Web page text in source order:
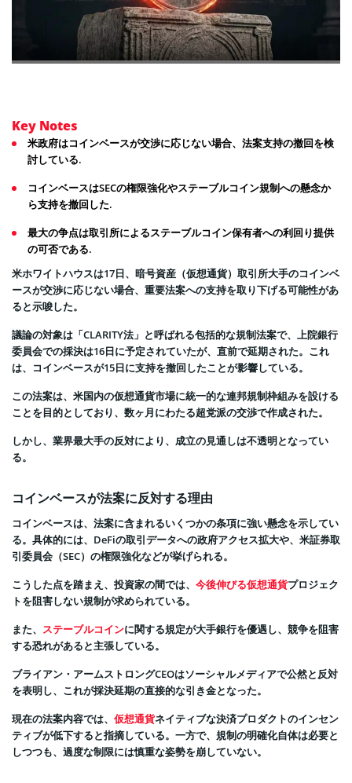
Key Notes
米政府はコインベースが交渉に応じない場合、法案支持の撤回を検
討している.
コインベースはSECの権限強化やステーブルコイン規制への懸念か
ら支持を撤回した.
最大の争点は取引所によるステーブルコイン保有者への利回り提供
の可否である.
米ホワイトハウスは17日、暗号資産（仮想通貨）取引所大手のコインベ
ースが交渉に応じない場合、重要法案への支持を取り下げる可能性があ
ると示唆した。
議論の対象は「CLARITY法」と呼ばれる包括的な規制法案で、上院銀行
委員会での採決は16日に予定されていたが、直前で延期された。これ
は、コインベースが15日に支持を撤回したことが影響している。
この法案は、米国内の仮想通貨市場に統一的な連邦規制枠組みを設ける
ことを目的としており、数ヶ月にわたる超党派の交渉で作成された。
しかし、業界最大手の反対により、成立の見通しは不透明となってい
る。
コインベースが法案に反対する理由
コインベースは、法案に含まれるいくつかの条項に強い懸念を示してい
る。具体的には、DeFiの取引データへの政府アクセス拡大や、米証券取
引委員会（SEC）の権限強化などが挙げられる。
こうした点を踏まえ、投資家の間では、 今後伸びる仮想通貨プロジェク
トを阻害しない規制が求められている。
また、 ステーブルコインに関する規定が大手銀行を優遇し、競争を阻害
する恐れがあると主張している。
ブライアン・アームストロングCEOはソーシャルメディアで公然と反対
を表明し、これが採決延期の直接的な引き金となった。
現在の法案内容では、 仮想通貨ネイティブな決済プロダクトのインセン
ティブが低下すると指摘している。一方で、規制の明確化自体は必要と
しつつも、過度な制限には慎重な姿勢を崩していない。